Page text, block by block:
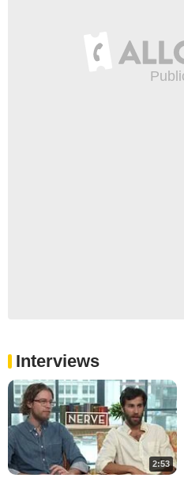
Interviews
2:53